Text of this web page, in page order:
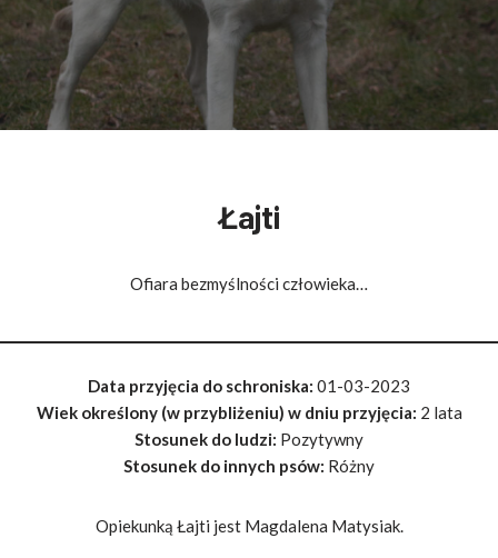
Łajti
Ofiara bezmyślności człowieka…
Data przyjęcia do schroniska: 01-03-2023
Wiek określony (w przybliżeniu) w dniu przyjęcia: 2 lata
Stosunek do ludzi: Pozytywny
Stosunek do innych psów: Różny
Opiekunką Łajti jest Magdalena Matysiak.